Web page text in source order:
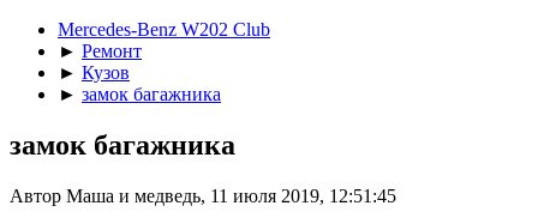
Mercedes-Benz W202 Club
► Ремонт
► Кузов
► замок багажника
замок багажника
Автор Маша и медведь, 11 июля 2019, 12:51:45